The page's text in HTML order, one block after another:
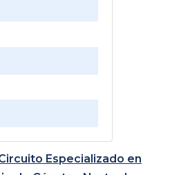
Especializado en